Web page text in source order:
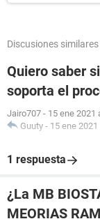
Problema El
--------[ DMI
------------------
Vendedor
Versión 6.00 PG
Discusiones similares
Quiero saber
soporta el
Jairo707 - 15 ene 2021
Guuty - 15 ene
1 respuesta
¿La MB
MEORIAS